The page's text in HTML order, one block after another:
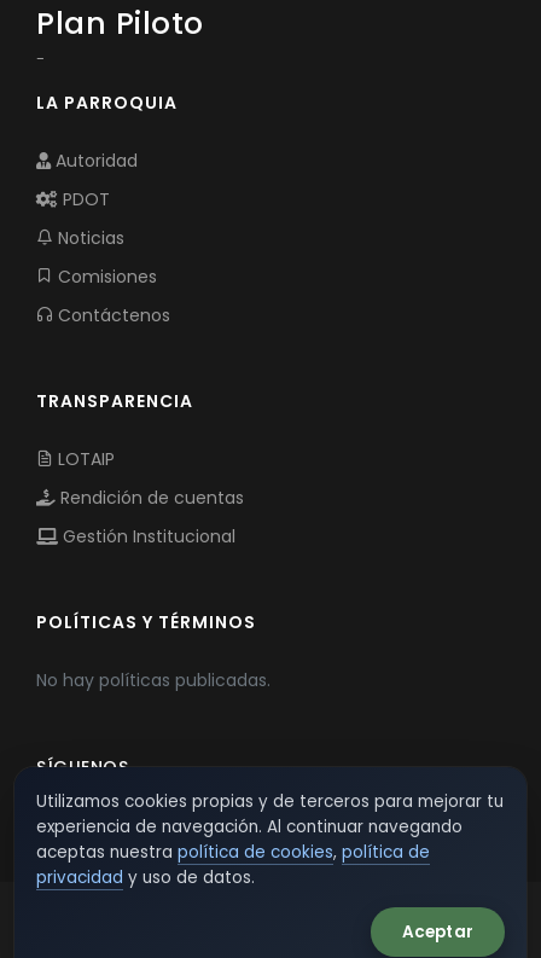
Plan Piloto
-
LA PARROQUIA
Autoridad
PDOT
Noticias
Comisiones
Contáctenos
TRANSPARENCIA
LOTAIP
Rendición de cuentas
Gestión Institucional
POLÍTICAS Y TÉRMINOS
No hay políticas publicadas.
SÍGUENOS
© 2026 TSW - TecnoServiWeb. All Rights Reserved.
Utilizamos cookies propias y de terceros para mejorar tu
experiencia de navegación. Al continuar navegando
aceptas nuestra política de cookies, política de
privacidad y uso de datos.
Aceptar